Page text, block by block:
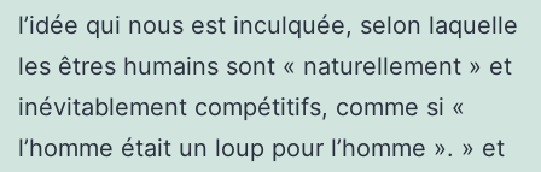
l’idée qui nous est inculquée, selon laquelle
les êtres humains sont « naturellement » et
inévitablement compétitifs, comme si «
l’homme était un loup pour l’homme ». » et